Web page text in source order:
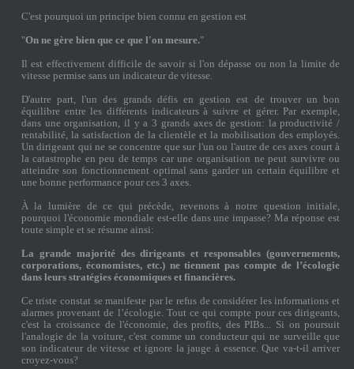
C'est pourquoi un principe bien connu en gestion est
"On ne gère bien que ce que l'on mesure."
Il est effectivement difficile de savoir si l'on dépasse ou non la limite de
vitesse permise sans un indicateur de vitesse.
D'autre part, l'un des grands défis en gestion est de trouver un bon
équilibre entre les différents indicateurs à suivre et gérer. Par exemple,
dans une organisation, il y a 3 grands axes de gestion: la productivité /
rentabilité, la satisfaction de la clientèle et la mobilisation des employés.
Un dirigeant qui ne se concentre que sur l'un ou l'autre de ces axes court à
la catastrophe en peu de temps car une organisation ne peut survivre ou
atteindre son fonctionnement optimal sans garder un certain équilibre et
une bonne performance pour ces 3 axes.
À la lumière de ce qui précède, revenons à notre question initiale,
pourquoi l'économie mondiale est-elle dans une impasse? Ma réponse est
toute simple et se résume ainsi:
La grande majorité des dirigeants et responsables (gouvernements,
corporations, économistes, etc.) ne tiennent pas compte de l’écologie
dans leurs stratégies économiques et financières.
Ce triste constat se manifeste par le refus de considérer les informations et
alarmes provenant de l’écologie. Tout ce qui compte pour ces dirigeants,
c'est la croissance de l'économie, des profits, des PIBs... Si on poursuit
l'analogie de la voiture, c'est comme un conducteur qui ne surveille que
son indicateur de vitesse et ignore la jauge à essence. Que va-t-il arriver
croyez-vous?